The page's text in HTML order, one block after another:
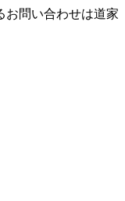
お問い合わせは道家